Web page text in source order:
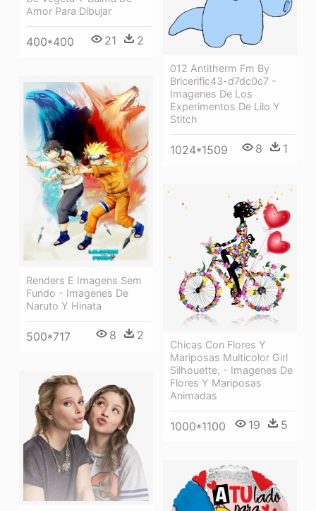
Amor Para Dibujar
400*400 21 2
012 Antitherm Fm By
Bricerific43-d7dc0c7 -
Imagenes De Los
Experimentos De Lilo Y
Stitch
1024*1509 8 1
Renders E Imagens Sem
Fundo - Imagenes De
Naruto Y Hinata
500*717 8 2
Chicas Con Flores Y
Mariposas Multicolor Girl
Silhouette, - Imagenes De
Flores Y Mariposas
Animadas
1000*1100 19 5